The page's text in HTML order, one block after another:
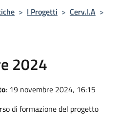
> I Progetti > Cerv.I.A >
2024
: 19 novembre 2024, 16:15
di formazione del progetto